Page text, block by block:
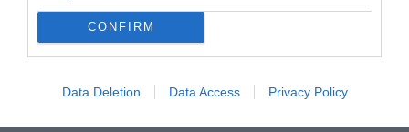
CONFIRM
Data Deletion Data Access Privacy Policy
μέλλον μας» – Με λαμπρότητα εορτάστηκε στον
Βόλο η Μεταμόρφωση